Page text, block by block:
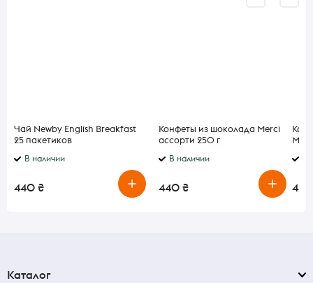
Чай Newby English Breakfast
25 пакетиков
В наличии
440 ₴
Конфеты из шоколада Merci
ассорти 250 г
В наличии
440 ₴
Каталог